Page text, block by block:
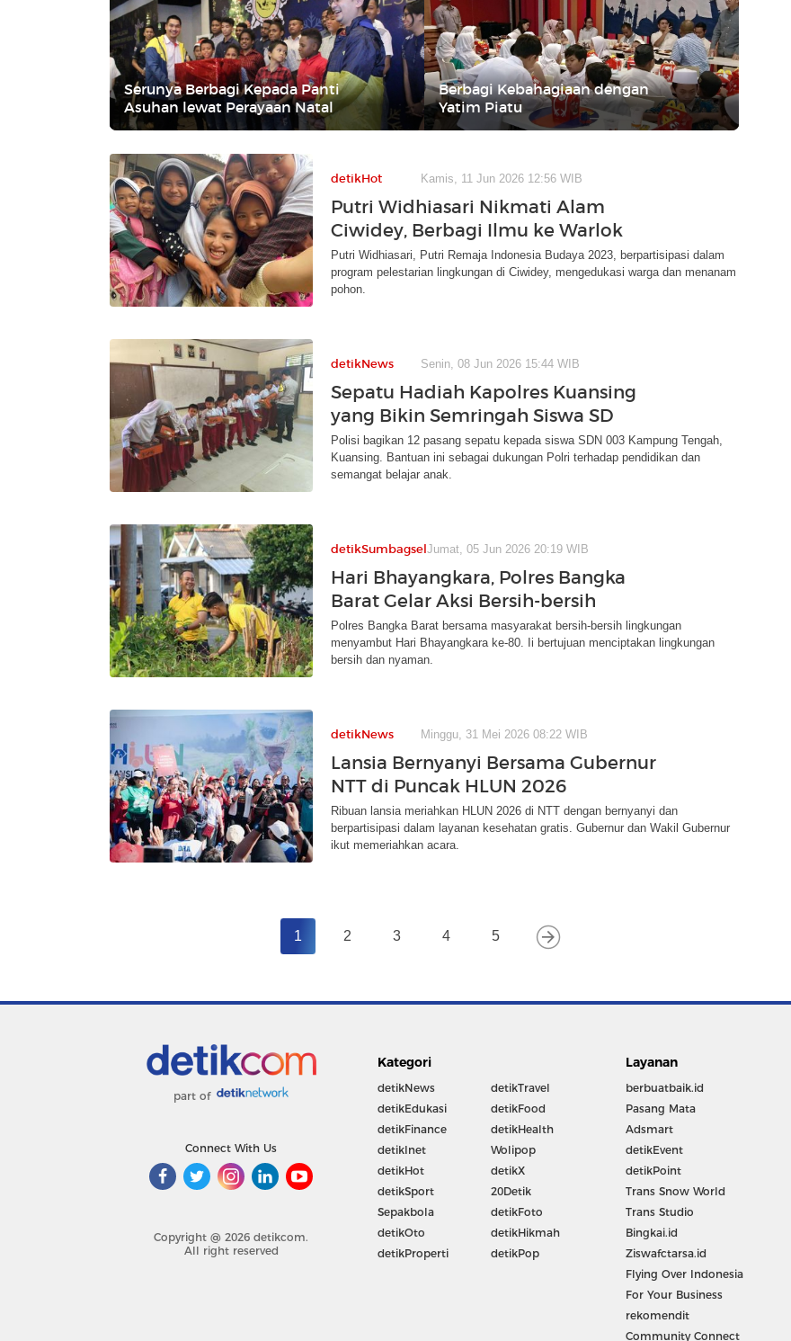
Serunya Berbagi Kepada Panti
Asuhan lewat Perayaan Natal
Berbagi Kebahagiaan dengan
Yatim Piatu
detikHot Kamis, 11 Jun 2026 12:56 WIB
Putri Widhiasari Nikmati Alam
Ciwidey, Berbagi Ilmu ke Warlok
Putri Widhiasari, Putri Remaja Indonesia Budaya 2023, berpartisipasi dalam
program pelestarian lingkungan di Ciwidey, mengedukasi warga dan menanam
pohon.
detikNews Senin, 08 Jun 2026 15:44 WIB
Sepatu Hadiah Kapolres Kuansing
yang Bikin Semringah Siswa SD
Polisi bagikan 12 pasang sepatu kepada siswa SDN 003 Kampung Tengah,
Kuansing. Bantuan ini sebagai dukungan Polri terhadap pendidikan dan
semangat belajar anak.
detikSumbagselJumat, 05 Jun 2026 20:19 WIB
Hari Bhayangkara, Polres Bangka
Barat Gelar Aksi Bersih-bersih
Polres Bangka Barat bersama masyarakat bersih-bersih lingkungan
menyambut Hari Bhayangkara ke-80. Ii bertujuan menciptakan lingkungan
bersih dan nyaman.
detikNews Minggu, 31 Mei 2026 08:22 WIB
Lansia Bernyanyi Bersama Gubernur
NTT di Puncak HLUN 2026
Ribuan lansia meriahkan HLUN 2026 di NTT dengan bernyanyi dan
berpartisipasi dalam layanan kesehatan gratis. Gubernur dan Wakil Gubernur
ikut memeriahkan acara.
1 2 3 4 5
part of
Connect With Us
Copyright @ 2026 detikcom.
All right reserved
Kategori
detikNews
detikEdukasi
detikFinance
detikInet
detikHot
detikSport
Sepakbola
detikOto
detikProperti
detikTravel
detikFood
detikHealth
Wolipop
detikX
20Detik
detikFoto
detikHikmah
detikPop
Layanan
berbuatbaik.id
Pasang Mata
Adsmart
detikEvent
detikPoint
Trans Snow World
Trans Studio
Bingkai.id
Ziswafctarsa.id
Flying Over Indonesia
For Your Business
rekomendit
Community Connect